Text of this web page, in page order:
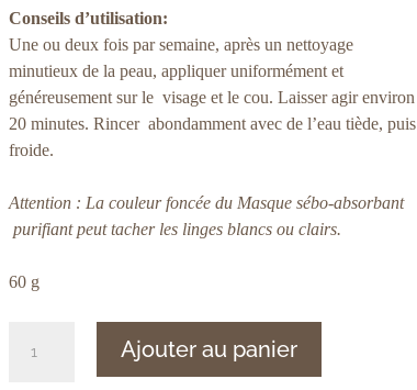
Conseils d’utilisation:
Une ou deux fois par semaine, après un nettoyage
minutieux de la peau, appliquer uniformément et
généreusement sur le visage et le cou. Laisser agir environ
20 minutes. Rincer abondamment avec de l’eau tiède, puis
froide.
Attention : La couleur foncée du Masque sébo-absorbant
purifiant peut tacher les linges blancs ou clairs.
60 g
Ajouter au panier